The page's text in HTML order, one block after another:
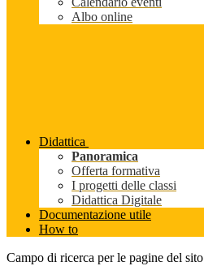
Albo online
Didattica
Panoramica
Offerta formativa
I progetti delle classi
Didattica Digitale
Documentazione utile
How to
Campo di ricerca per le pagine del sito